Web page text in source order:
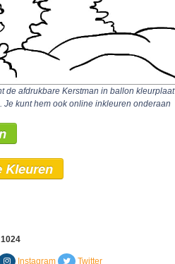
de afdrukbare Kerstman in ballon kleurplaat
kunt hem ook online inkleuren onderaan
Kleuren
Instagram Twitter